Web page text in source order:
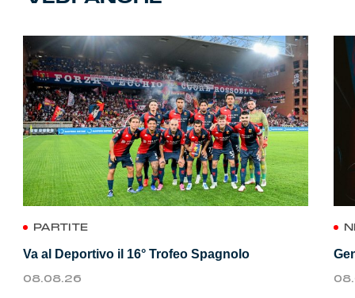
PARTITE
Va al Deportivo il 16° Trofeo Spagnolo
08.08.26